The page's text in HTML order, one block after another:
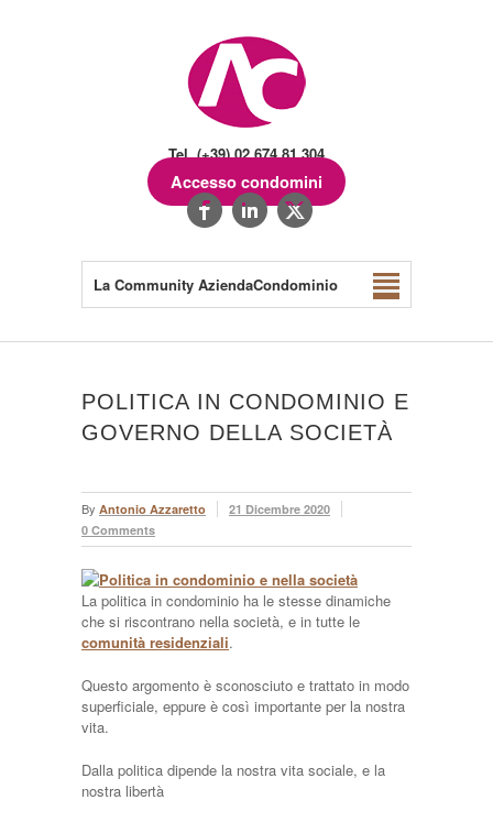
Tel. (+39) 02.674.81.304
Accesso condomini
La Community AziendaCondominio
POLITICA IN CONDOMINIO E
GOVERNO DELLA SOCIETÀ
By Antonio Azzaretto
21 Dicembre 2020
0 Comments
La politica in condominio ha le stesse dinamiche
che si riscontrano nella società, e in tutte le
comunità residenziali.
Questo argomento è sconosciuto e trattato in modo
superficiale, eppure è così importante per la nostra
vita.
Dalla politica dipende la nostra vita sociale, e la
nostra libertà